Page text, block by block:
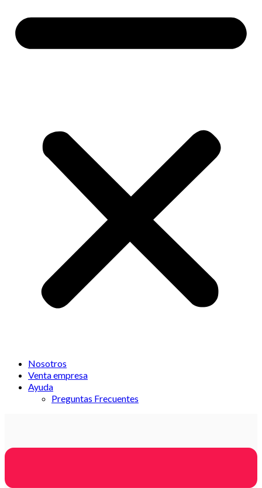
Nosotros
Venta empresa
Ayuda
Preguntas Frecuentes